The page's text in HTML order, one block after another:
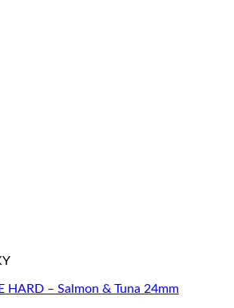
HARD – Salmon & Tuna 24mm